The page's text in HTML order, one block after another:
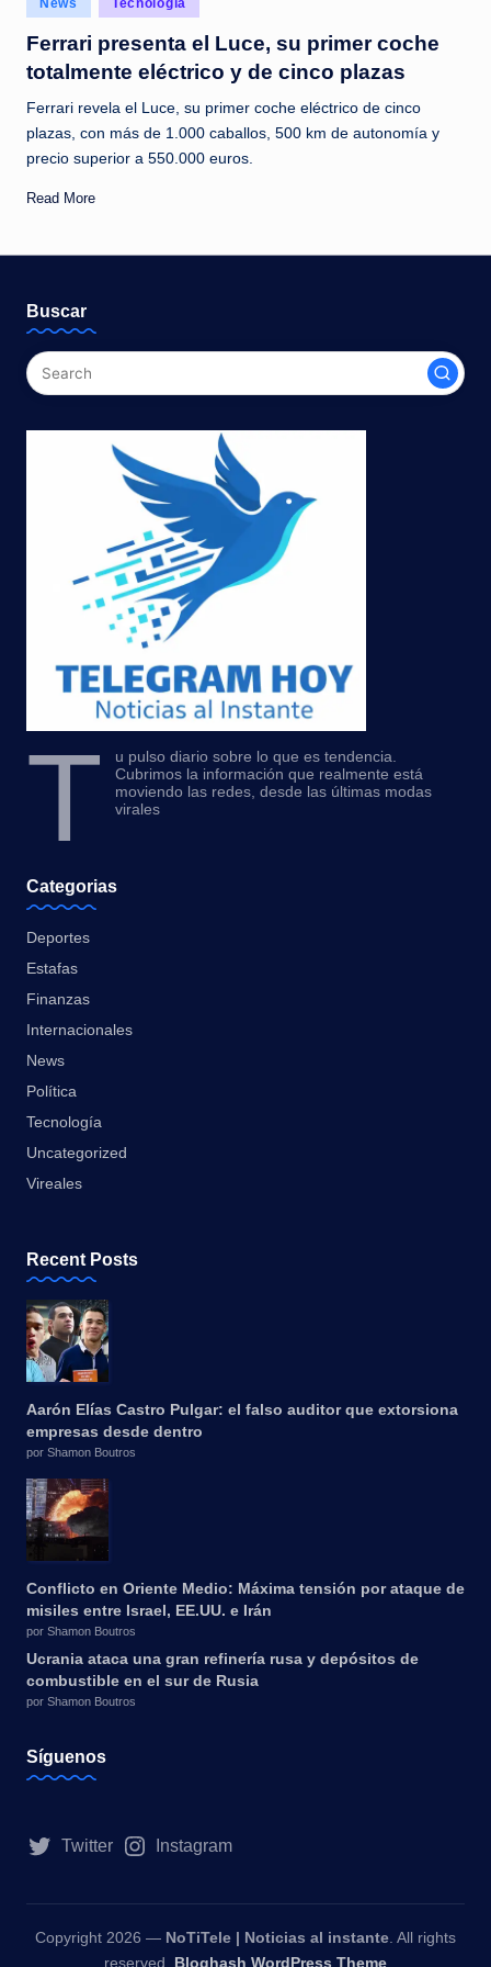
c
i
a
s
a
l
s
t
a
in
News Tecnología
Ferrari presenta el Luce, su primer coche
totalmente eléctrico y de cinco plazas
Ferrari revela el Luce, su primer coche eléctrico de cinco
plazas, con más de 1.000 caballos, 500 km de autonomía y
precio superior a 550.000 euros.
Read More
Buscar
T
u pulso diario sobre lo que es tendencia.
Cubrimos la información que realmente está
moviendo las redes, desde las últimas modas
virales
Categorias
Deportes
Estafas
Finanzas
Internacionales
News
Política
Tecnología
Uncategorized
Vireales
Recent Posts
Aarón Elías Castro Pulgar: el falso auditor que extorsiona
empresas desde dentro
por Shamon Boutros
Conflicto en Oriente Medio: Máxima tensión por ataque de
misiles entre Israel, EE.UU. e Irán
por Shamon Boutros
Ucrania ataca una gran refinería rusa y depósitos de
combustible en el sur de Rusia
por Shamon Boutros
Síguenos
Twitter Instagram
Copyright 2026 — NoTiTele | Noticias al instante . All rights
reserved. Bloghash WordPress Theme